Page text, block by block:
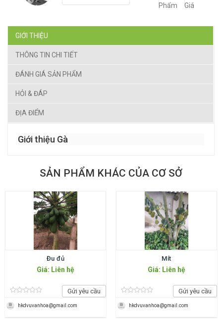
Phẩm
Giá
GIỚI THIỆU
THÔNG TIN CHI TIẾT
ĐÁNH GIÁ SẢN PHẨM
HỎI & ĐÁP
ĐỊA ĐIỂM
Giới thiệu Gà
SẢN PHẨM KHÁC CỦA CƠ SỞ
Đu đủ
Giá: Liên hệ
Gửi yêu cầu
hkdvuvanhoa@gmail.com
Mít
Giá: Liên hệ
Gửi yêu cầu
hkdvuvanhoa@gmail.com